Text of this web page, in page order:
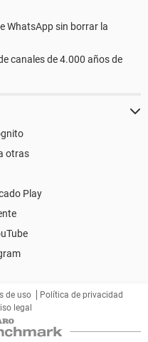
WhatsApp sin borrar la
canales de 4.000 años de
otras
Play
de uso
Política de privacidad
legal